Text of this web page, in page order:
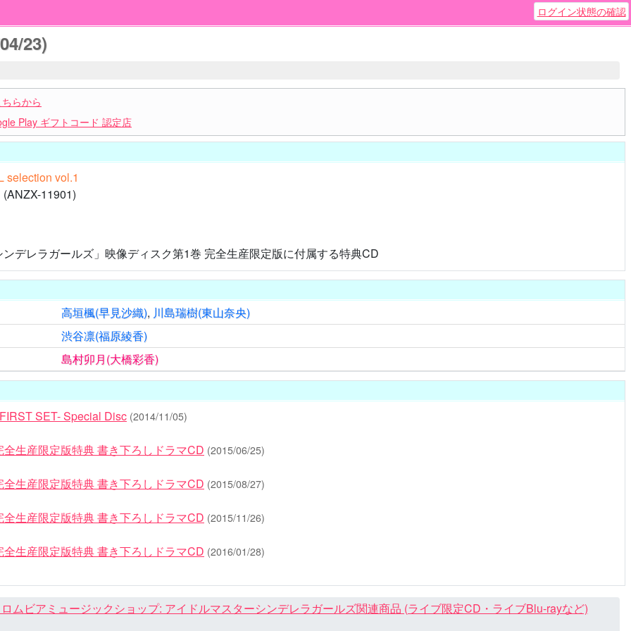
ログイン状態の確認
23)
らから
Play ギフトコード 認定店
selection vol.1
11901)
デレラガールズ」映像ディスク第1巻 完全生産限定版に付属する特典CD
高垣楓(早見沙織), 川島瑞樹(東山奈央)
渋谷凛(福原綾香)
島村卯月(大橋彩香)
SET- Special Disc (2014/11/05)
生産限定版特典 書き下ろしドラマCD (2015/06/25)
生産限定版特典 書き下ろしドラマCD (2015/08/27)
生産限定版特典 書き下ろしドラマCD (2015/11/26)
生産限定版特典 書き下ろしドラマCD (2016/01/28)
ムビアミュージックショップ: アイドルマスターシンデレラガールズ関連商品 (ライブ限定CD・ライブBlu-rayなど)